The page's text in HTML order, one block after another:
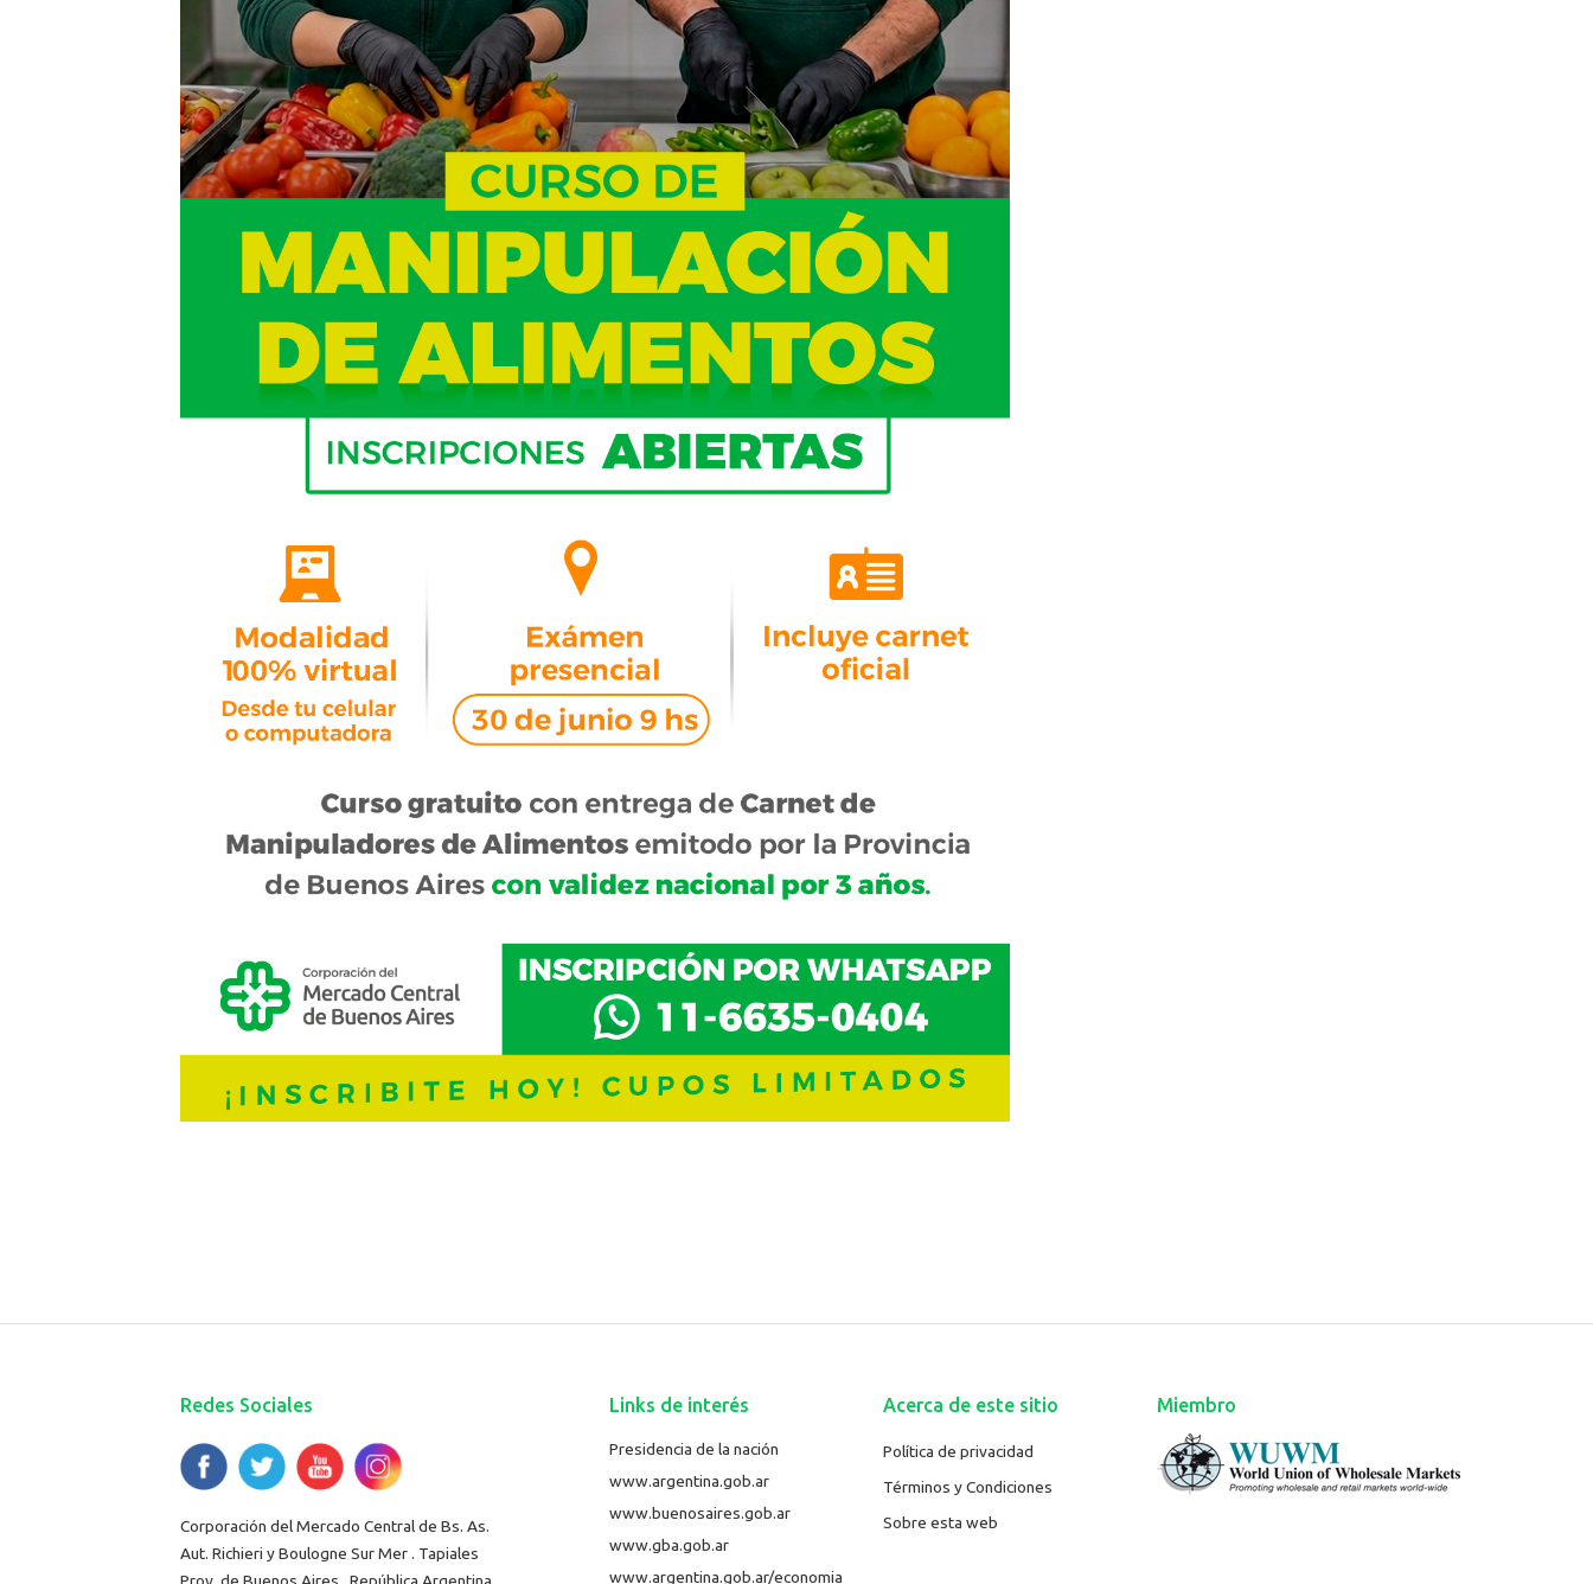
Redes Sociales
Corporación del Mercado Central de Bs. As.
Aut. Richieri y Boulogne Sur Mer . Tapiales
Prov. de Buenos Aires . República Argentina
Links de interés
Presidencia de la nación
www.argentina.gob.ar
www.buenosaires.gob.ar
www.gba.gob.ar
www.argentina.gob.ar/economia
Acerca de este sitio
Política de privacidad
Términos y Condiciones
Sobre esta web
Miembro